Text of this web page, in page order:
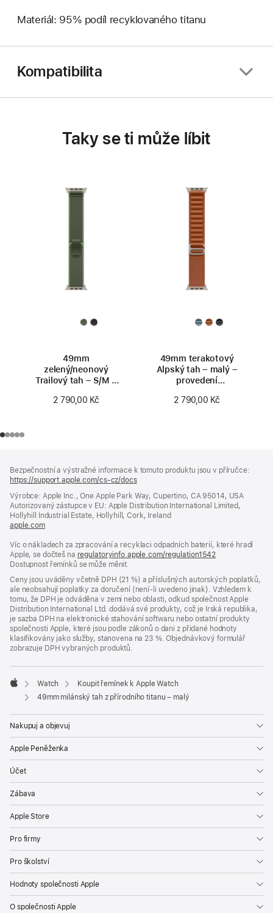
Materiál: 95% podíl recyklovaného titanu
Kompatibilita
Taky se ti může líbit
49mm
zelený/neonový
Trailový tah – S/M –
z přírodního titanu
2 790,00 Kč
49mm terakotový
Alpský tah – malý –
provedení
2 790,00 Kč
Bezpečnostní a výstražné informace k tomuto produktu jsou v příručce:
https://support.apple.com/cs-cz/docs(otevře
v novém
okně)
Výrobce: Apple Inc., One Apple Park Way, Cupertino, CA 95014, USA
Autorizovaný zástupce v EU: Apple Distribution International Limited,
Hollyhill Industrial Estate, Hollyhill, Cork, Ireland
apple.com(otevře
v novém
okně)
Víc o nákladech za zpracování a recyklaci odpadních baterií, které hradí
Apple, se dočteš na regulatoryinfo.apple.com/regulation1542(otevře
v novém
okně)
Dostupnost řemínků se může měnit.
Ceny jsou uváděny včetně DPH (21 %) a příslušných autorských poplatků,
ale neobsahují poplatky za doručení (není-li uvedeno jinak). Vzhledem k
tomu, že DPH je odváděna v zemi nebo oblasti, odkud společnost Apple
Distribution International Ltd. dodává své produkty, což je Irská republika,
je sazba DPH na elektronické stahování softwaru nebo ostatní produkty
společnosti Apple, které jsou podle zákonů o dani z přidané hodnoty
klasifikovány jako služby, stanovena na 23 %. Objednávkový formulář
zobrazuje DPH vybraných produktů.
Apple
Watch
Koupit řemínek k Apple Watch
49mm milánský tah z přírodního titanu – malý
Nakupuj a objevuj
Apple Peněženka
Účet
Zábava
Apple Store
Pro firmy
Pro školství
Hodnoty společnosti Apple
O společnosti Apple